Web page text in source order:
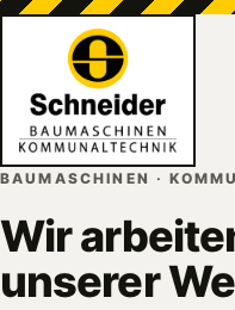
BAUMASCHINEN ·
Wir
unserer